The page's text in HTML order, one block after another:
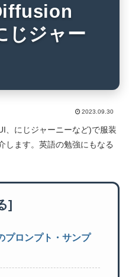
じジャー
2023.09.30
、にじジャーニーなど)で服装
します。英語の勉強にもなる
プロンプト・サンプ